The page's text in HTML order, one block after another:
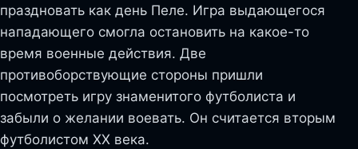
праздновать как день Пеле. Игра выдающегося
нападающего смогла остановить на какое-то
время военные действия. Две
противоборствующие стороны пришли
посмотреть игру знаменитого футболиста и
забыли о желании воевать. Он считается вторым
футболистом XX века.